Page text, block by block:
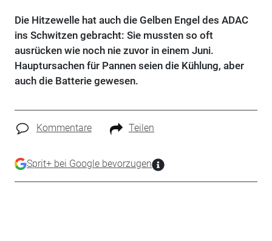
Die Hitzewelle hat auch die Gelben Engel des ADAC
ins Schwitzen gebracht: Sie mussten so oft
ausrücken wie noch nie zuvor in einem Juni.
Hauptursachen für Pannen seien die Kühlung, aber
auch die Batterie gewesen.
Kommentare Teilen
Sprit+ bei Google bevorzugen